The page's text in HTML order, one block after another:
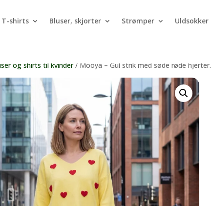
T-shirts Bluser, skjorter Strømper Uldsokker
og shirts til kvinder/ Mooya – Gul strik med søde røde hjerter.